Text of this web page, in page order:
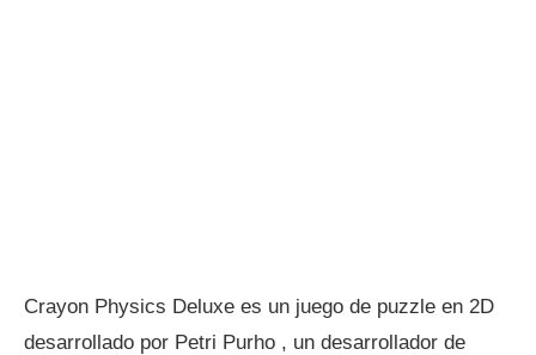
Crayon Physics Deluxe es un juego de puzzle en 2D
desarrollado por Petri Purho , un desarrollador de